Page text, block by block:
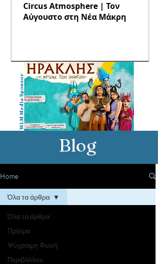
Circus Atmosphere | Τον
Αύγουστο στη Νέα Μάκρη
WLM Media Sponsor
Blog
Home
Όλα τα άρθρα
Πρίσμα
Ψύχραιμη Φωνή
Περιβάλλον
Όλα τα άρθρα